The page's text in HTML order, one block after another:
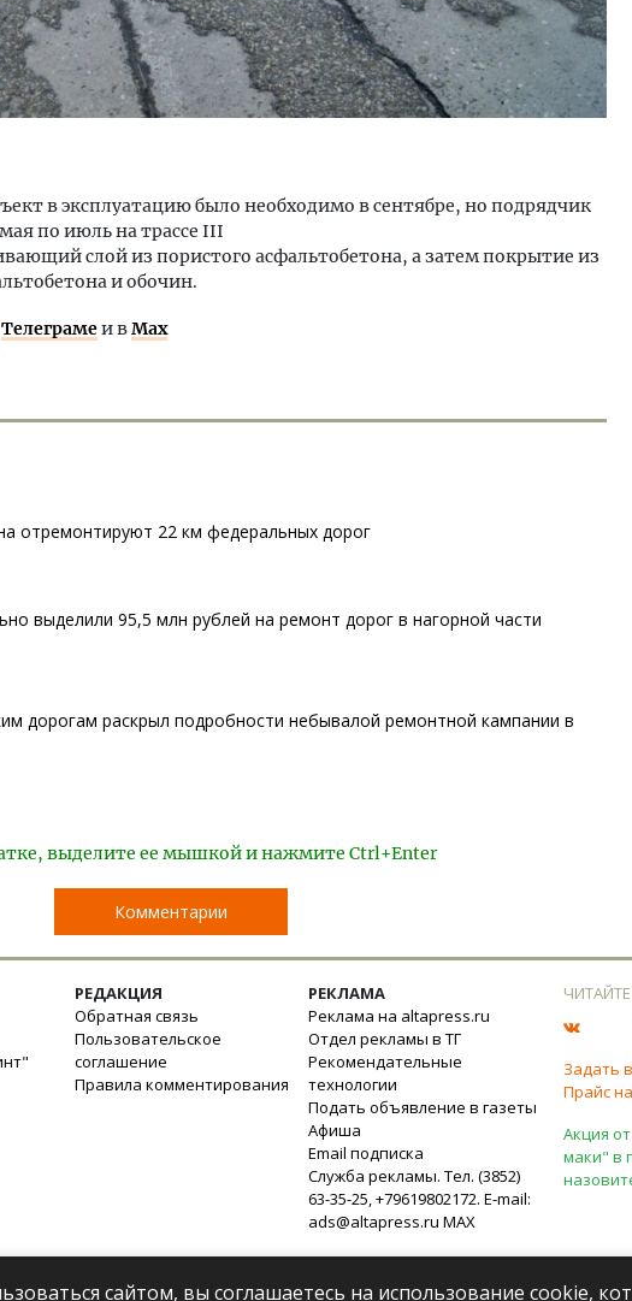
в эксплуатацию было необходимо в сентябре, но подрядчик
по июль на трассе III
слой из пористого асфальтобетона, а затем покрытие из
и обочин.
Телеграмеи вMax
отремонтируют 22 км федеральных дорог
выделили 95,5 млн рублей на ремонт дорог в нагорной части
дорогам раскрыл подробности небывалой ремонтной кампании в
выделите ее мышкой и нажмите Ctrl+Enter
Комментарии
РЕДАКЦИЯ
Обратная связь
Пользовательское
соглашение
Правила комментирования
РЕКЛАМА
Реклама на altapress.ru
Отдел рекламы в ТГ
Рекомендательные
технологии
Подать объявление в газеты
Афиша
Email подписка
Служба рекламы. Тел. (3852)
63-35-25, +79619802172. E-mail:
ads@altapress.ru MAX
Задать
Прайс
Акция
маки" в
сайтом, вы соглашаетесь на использование cookie,